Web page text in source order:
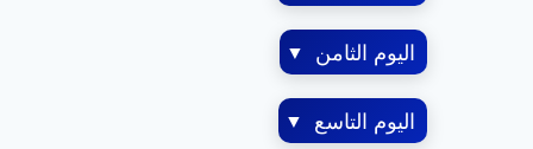
اليوم الثامن ▼
اليوم التاسع ▼